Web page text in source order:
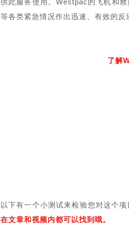
供此服务使用。Westpac的飞机和
等各类紧急情况作出迅速、有效的反
了解
以下有一个小测试来检验您对这个
在文章和视频内都可以找到哦。